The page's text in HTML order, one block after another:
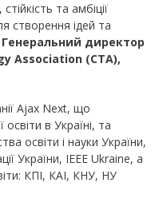
та амбіції
створення ідей та
Генеральний директор
Association (CTA),
Ajax Next, що
в Україні, та
освіти і науки України,
України, ІЕЕЕ Ukraine, а
КПІ, КАІ, КНУ, НУ